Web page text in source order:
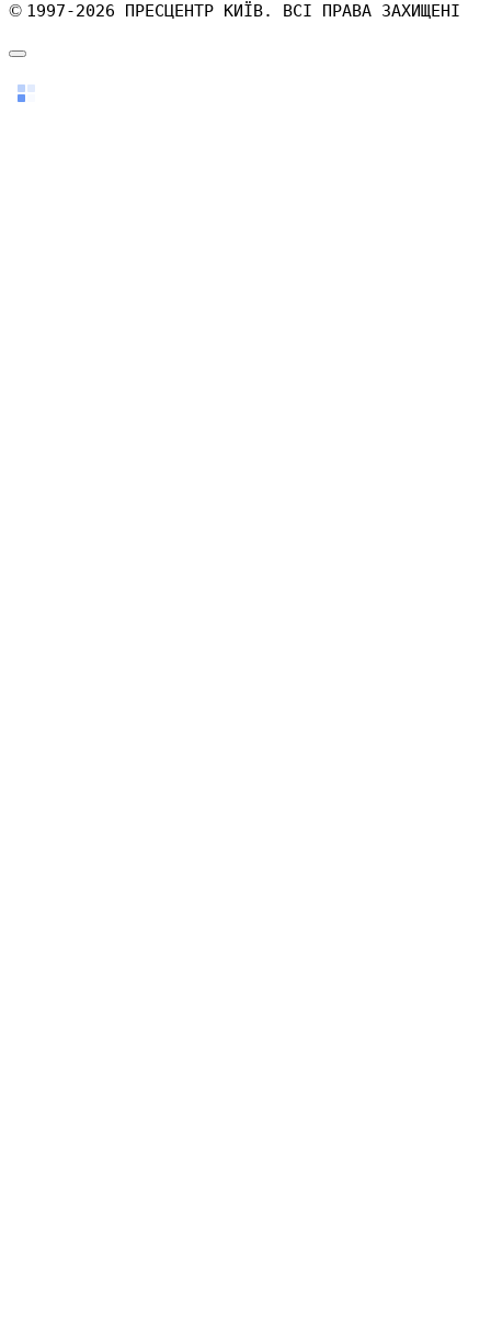
© 1997-2026 ПРЕСЦЕНТР КИЇВ. ВСІ ПРАВА ЗАХИЩЕНІ